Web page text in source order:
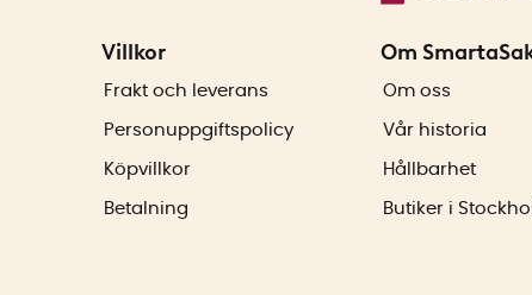
Villkor
Frakt och leverans
Personuppgiftspolicy
Köpvillkor
Betalning
Om
Om oss
Vår historia
Hållbarhet
Butiker i